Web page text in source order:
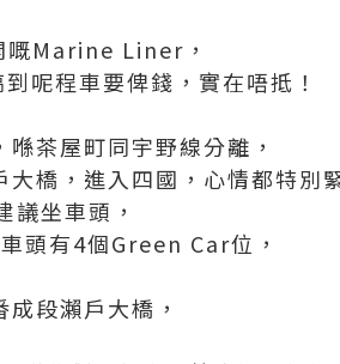
嘅Marine Liner，
呢程車要俾錢，實在唔抵！
茶屋町同宇野線分離，
橋，進入四國，心情都特別
坐車頭，
頭有4個Green Car位，
段瀨戶大橋，